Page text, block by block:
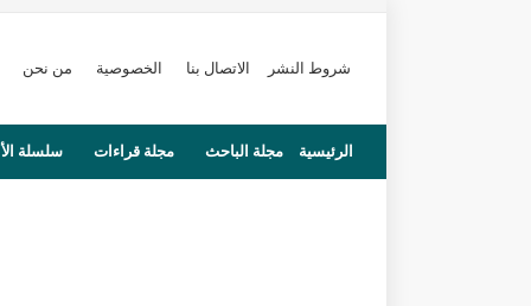
شروط النشر الاتصال بنا الخصوصية من نحن
الرئيسية مجلة الباحث مجلة قراءات سلسلة